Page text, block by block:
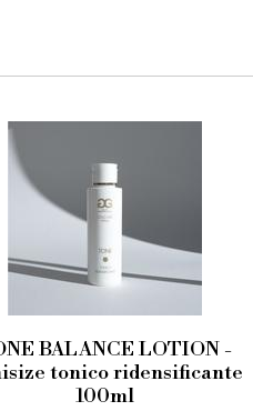
BALANCE LOTION -
tonico ridensificante
100ml